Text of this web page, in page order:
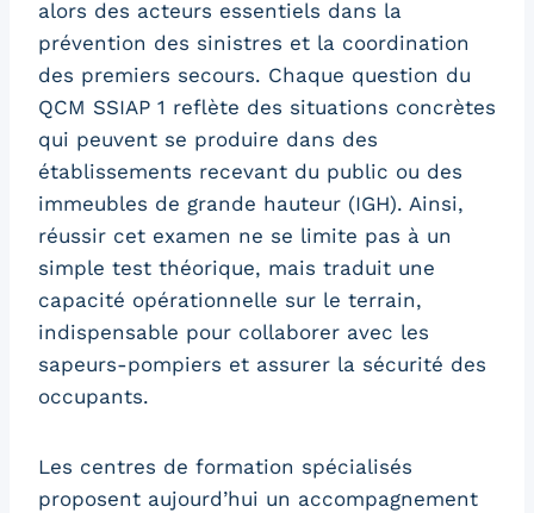
alors des acteurs essentiels dans la
prévention des sinistres et la coordination
des premiers secours. Chaque question du
QCM SSIAP 1 reflète des situations concrètes
qui peuvent se produire dans des
établissements recevant du public ou des
immeubles de grande hauteur (IGH). Ainsi,
réussir cet examen ne se limite pas à un
simple test théorique, mais traduit une
capacité opérationnelle sur le terrain,
indispensable pour collaborer avec les
sapeurs-pompiers et assurer la sécurité des
occupants.
Les centres de formation spécialisés
proposent aujourd’hui un accompagnement